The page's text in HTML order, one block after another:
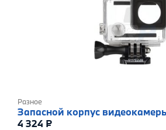
Разное
Запасной корпус
4 324 ₽